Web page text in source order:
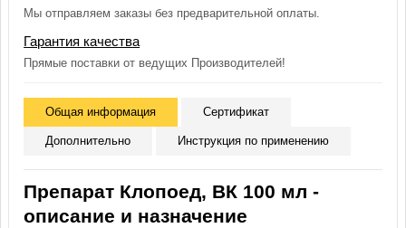
Мы отправляем заказы без предварительной оплаты.
Гарантия качества
Прямые поставки от ведущих Производителей!
Общая информация Сертификат
Дополнительно Инструкция по применению
Препарат Клопоед, ВК 100 мл -
описание и назначение